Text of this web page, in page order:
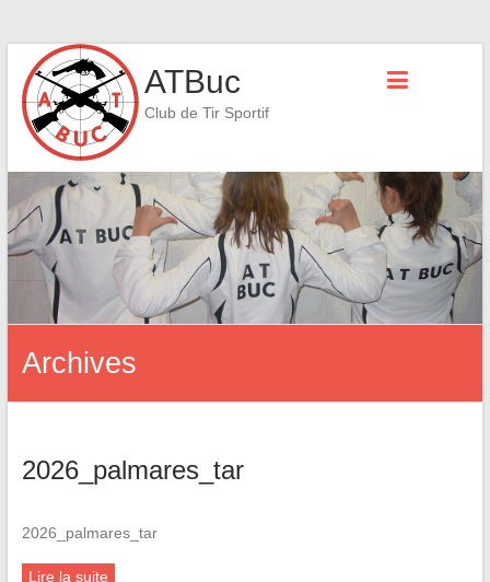
content
ATBuc
Club de Tir Sportif
Archives
2026_palmares_tar
2026_palmares_tar
Lire la suite